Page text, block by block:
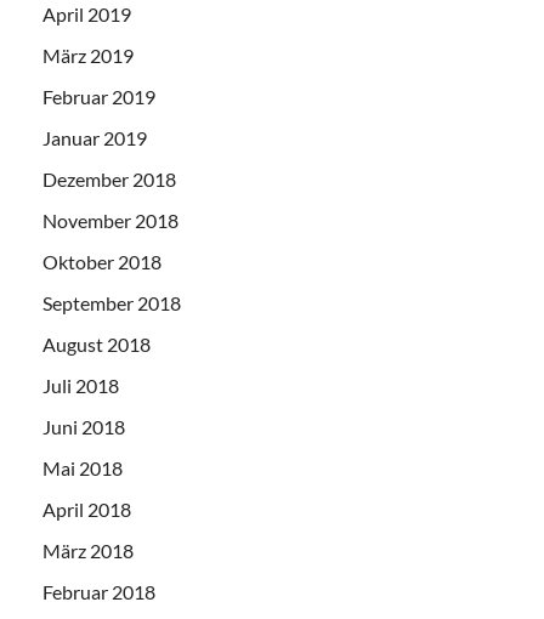
April 2019
März 2019
Februar 2019
Januar 2019
Dezember 2018
November 2018
Oktober 2018
September 2018
August 2018
Juli 2018
Juni 2018
Mai 2018
April 2018
März 2018
Februar 2018